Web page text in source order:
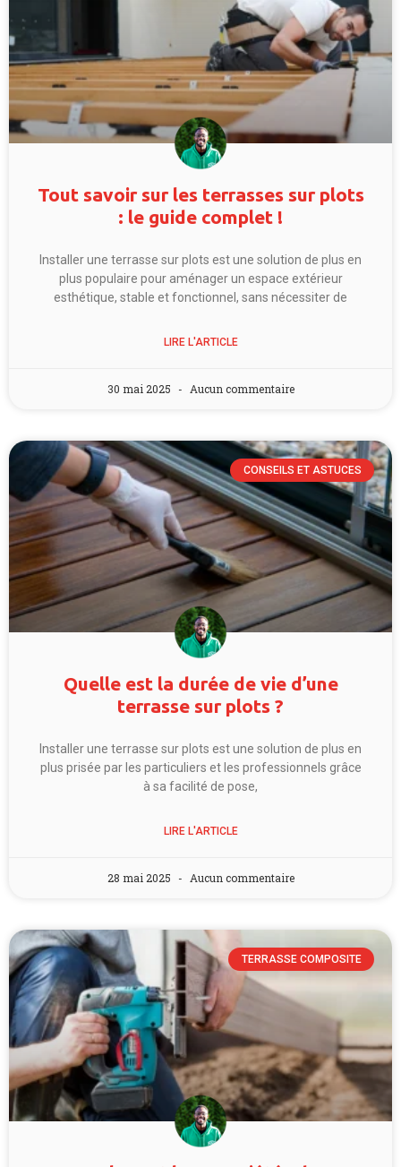
Tout savoir sur les terrasses sur plots
: le guide complet !
Installer une terrasse sur plots est une solution de plus en
plus populaire pour aménager un espace extérieur
esthétique, stable et fonctionnel, sans nécessiter de
LIRE L'ARTICLE
30 mai 2025 Aucun commentaire
CONSEILS ET ASTUCES
Quelle est la durée de vie d’une
terrasse sur plots ?
Installer une terrasse sur plots est une solution de plus en
plus prisée par les particuliers et les professionnels grâce
à sa facilité de pose,
LIRE L'ARTICLE
28 mai 2025 Aucun commentaire
TERRASSE COMPOSITE